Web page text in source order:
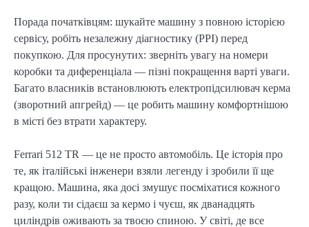
Порада початківцям: шукайте машину з повною історією
сервісу, робіть незалежну діагностику (PPI) перед
покупкою. Для просунутих: зверніть увагу на номери
коробки та диференціала — пізні покращення варті уваги.
Багато власників встановлюють електропідсилювач керма
(зворотний апгрейд) — це робить машину комфортнішою
в місті без втрати характеру.
Ferrari 512 TR — це не просто автомобіль. Це історія про
те, як італійські інженери взяли легенду і зробили її ще
кращою. Машина, яка досі змушує посміхатися кожного
разу, коли ти сідаєш за кермо і чуєш, як дванадцять
циліндрів оживають за твоєю спиною. У світі, де все